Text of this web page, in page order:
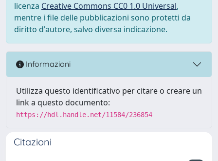
licenza Creative Commons CC0 1.0 Universal,
mentre i file delle pubblicazioni sono protetti da
diritto d'autore, salvo diversa indicazione.
Informazioni
Utilizza questo identificativo per citare o creare un
link a questo documento:
https://hdl.handle.net/11584/236854
Citazioni